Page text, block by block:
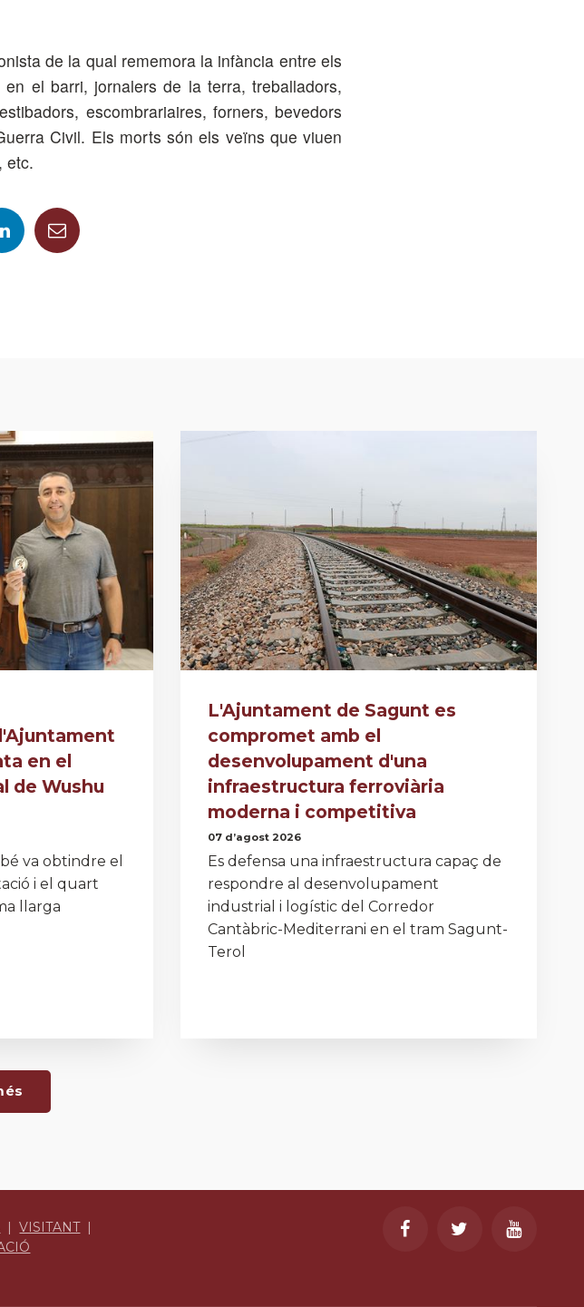
de la qual rememora la infància entre els
el barri, jornalers de la terra, treballadors,
escombrariaires, forners, bevedors
Civil. Els morts són els veïns que viuen
etc.
en el
de Wushu
va obtindre el
i el quart
llarga
L'Ajuntament de Sagunt es
compromet amb el
desenvolupament d'una
infraestructura ferroviària
moderna i competitiva
07 d’agost 2026
Es defensa una infraestructura capaç de
respondre al desenvolupament
industrial i logístic del Corredor
Cantàbric-Mediterrani en el tram Sagunt-
Terol
|VISITANT|